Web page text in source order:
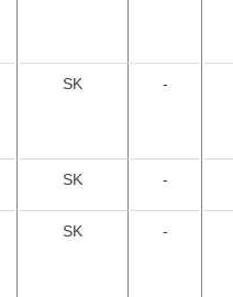
SK -
SK -
SK -